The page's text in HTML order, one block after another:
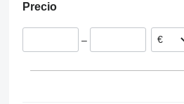
Alemania
Rumanía
Precio
–